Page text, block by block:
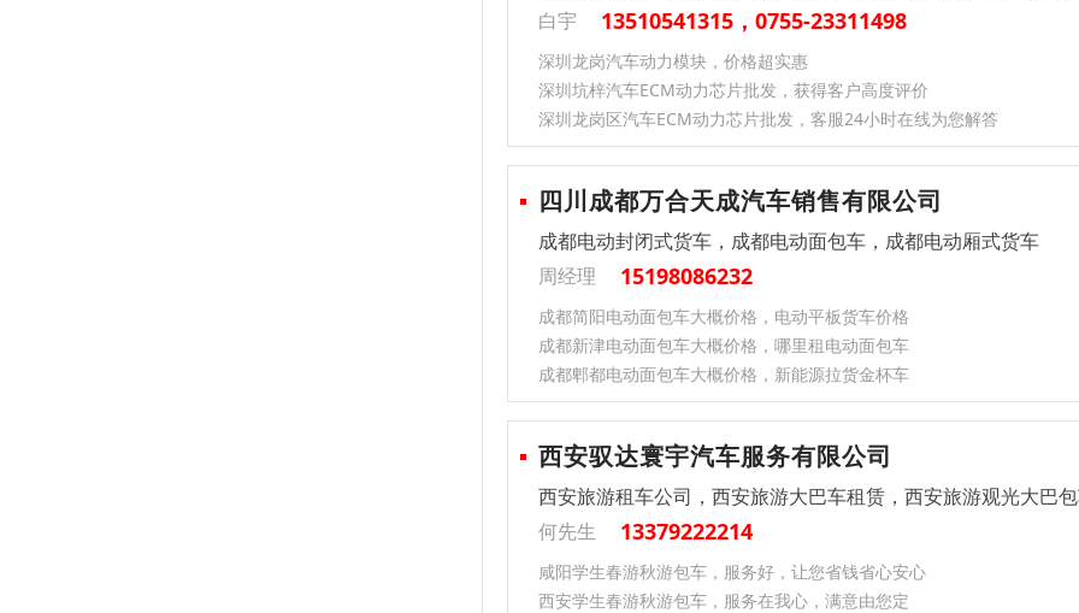
白宇
13510541315，0755-23311498
深圳龙岗汽车动力模块，价格超实惠
深圳坑梓汽车ECM动力芯片批发，获得客户高度评价
深圳龙岗区汽车ECM动力芯片批发，客服24小时在线为您解答
四川成都万合天成汽车销售有限公司
成都电动封闭式货车，成都电动面包车，成都电动厢式货车
周经理
15198086232
成都简阳电动面包车大概价格，电动平板货车价格
成都新津电动面包车大概价格，哪里租电动面包车
成都郫都电动面包车大概价格，新能源拉货金杯车
西安驭达寰宇汽车服务有限公司
西安旅游租车公司，西安旅游大巴车租赁，西安旅游观光大巴
何先生
13379222214
咸阳学生春游秋游包车，服务好，让您省钱省心安心
西安学生春游秋游包车，服务在我心，满意由您定